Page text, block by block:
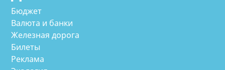
Бюджет
Валюта и банки
Железная дорога
Билеты
Реклама